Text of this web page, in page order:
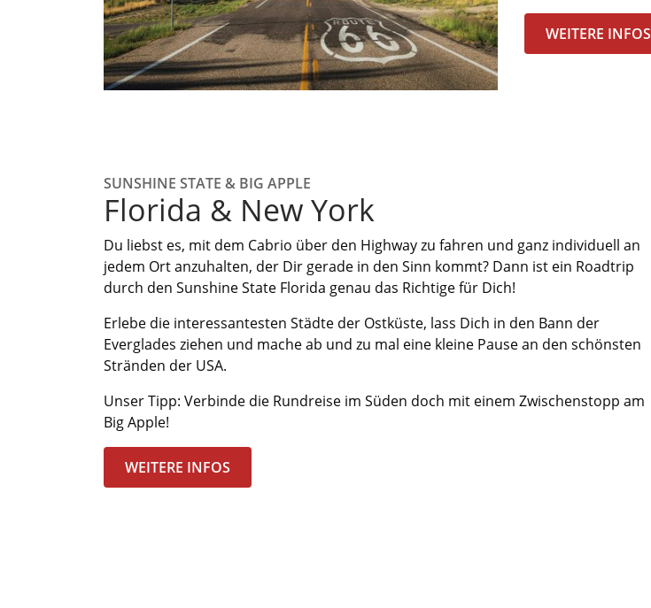
WEITERE INFOS
SUNSHINE STATE & BIG APPLE
Florida & New York
Du liebst es, mit dem Cabrio über den Highway zu fahren und ganz individuell an
jedem Ort anzuhalten, der Dir gerade in den Sinn kommt? Dann ist ein Roadtrip
durch den Sunshine State Florida genau das Richtige für Dich!
Erlebe die interessantesten Städte der Ostküste, lass Dich in den Bann der
Everglades ziehen und mache ab und zu mal eine kleine Pause an den schönsten
Stränden der USA.
Unser Tipp: Verbinde die Rundreise im Süden doch mit einem Zwischenstopp am
Big Apple!
WEITERE INFOS